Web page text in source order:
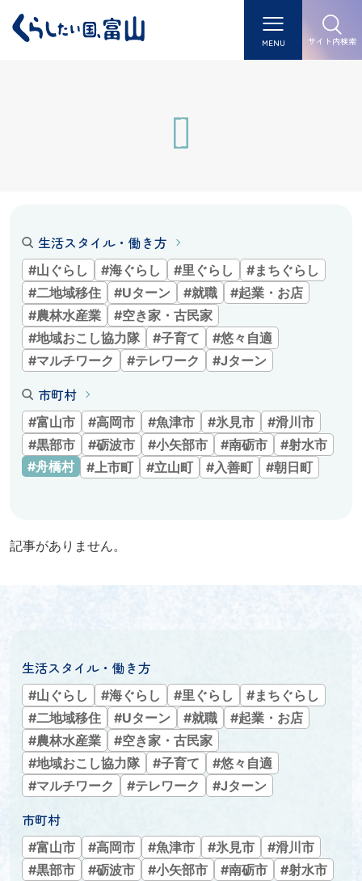
MENU サイト内検索
生活スタイル・働き方
#山ぐらし #海ぐらし #里ぐらし
#まちぐらし
#二地域移住
#Uターン #就職
#起業・お店
#農林水産業
#空き家・古民家
#地域おこし協力隊
#子育て
#悠々自適
#マルチワーク
#テレワーク #Jターン
市町村
#富山市 #高岡市 #魚津市 #氷見市
#滑川市
#黒部市
#砺波市 #小矢部市 #南砺市
#射水市
#舟橋村
#上市町 #立山町 #入善町 #朝日町
記事がありません。
生活スタイル・働き方
#山ぐらし #海ぐらし #里ぐらし
#まちぐらし
#二地域移住
#Uターン #就職
#起業・お店
#農林水産業
#空き家・古民家
#地域おこし協力隊
#子育て
#悠々自適
#マルチワーク
#テレワーク #Jターン
市町村
#富山市 #高岡市 #魚津市 #氷見市
#滑川市
#黒部市
#砺波市 #小矢部市 #南砺市
#射水市